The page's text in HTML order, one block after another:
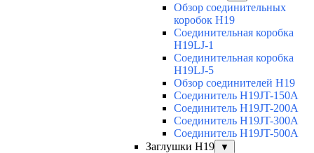
Обзор соединительных
коробок H19
Соединительная коробка
H19LJ-1
Соединительная коробка
H19LJ-5
Обзор соединителей H19
Соединитель H19JT-150A
Соединитель H19JT-200A
Соединитель H19JT-300A
Соединитель H19JT-500A
Заглушки H19
▼